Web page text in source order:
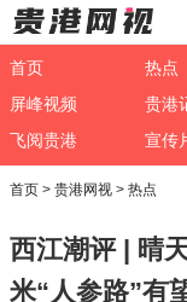
首页 热点
屏峰视频
飞阅贵港
宣传
首页 > 贵港网视 > 热点
西江潮评 | 晴
米“人参路”有